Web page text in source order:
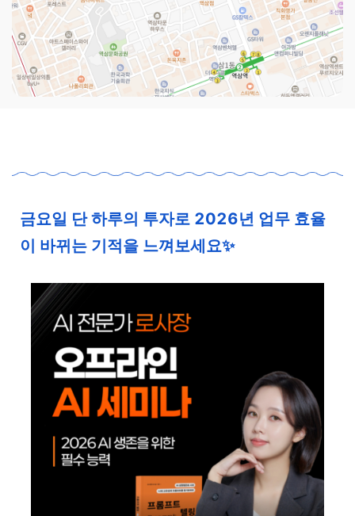
금요일 단 하루의 투자로 2026년 업무 효율
이 바뀌는 기적을 느껴보세요✨